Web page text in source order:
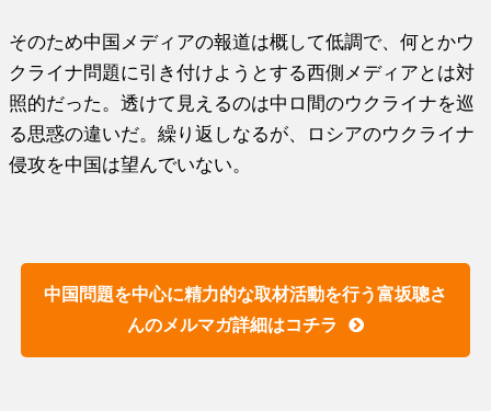
そのため中国メディアの報道は概して低調で、何とかウ
クライナ問題に引き付けようとする西側メディアとは対
照的だった。透けて見えるのは中ロ間のウクライナを巡
る思惑の違いだ。繰り返しなるが、ロシアのウクライナ
侵攻を中国は望んでいない。
中国問題を中心に精力的な取材活動を行う富坂聰さ
んのメルマガ詳細はコチラ